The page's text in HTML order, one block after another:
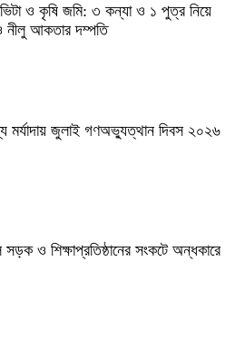
ও কৃষি জমি: ৩ কন্যা ও ১ পুত্র নিয়ে
নীলু আকতার দম্পতি
মর্যাদায় জুলাই গণঅভ্যুত্থান দিবস ২০২৬
সড়ক ও শিক্ষাপ্রতিষ্ঠানের সংকটে অন্ধকারে